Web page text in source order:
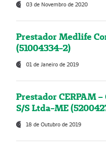
03 de Novembro de 2020
Prestador Medlife
(51004334-2)
01 de Janeiro de 2019
Prestador CERPAM
S/S Ltda-ME
18 de Outubro de 2019